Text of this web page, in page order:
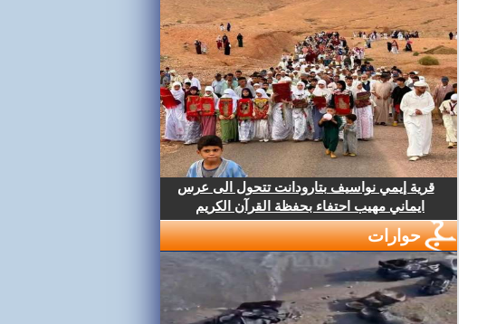
قرية إيمي نواسيف بتارودانت تتحول الى عرس
ايماني مهيب احتفاء بحفظة القرآن الكريم
حوارات